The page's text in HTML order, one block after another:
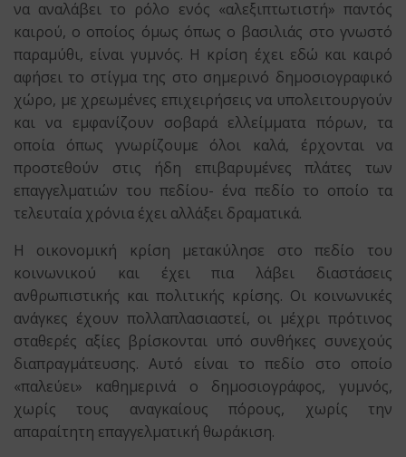
να αναλάβει το ρόλο ενός «αλεξιπτωτιστή» παντός
καιρού, ο οποίος όμως όπως ο βασιλιάς στο γνωστό
παραμύθι, είναι γυμνός. Η κρίση έχει εδώ και καιρό
αφήσει το στίγμα της στο σημερινό δημοσιογραφικό
χώρο, με χρεωμένες επιχειρήσεις να υπολειτουργούν
και να εμφανίζουν σοβαρά ελλείμματα πόρων, τα
οποία όπως γνωρίζουμε όλοι καλά, έρχονται να
προστεθούν στις ήδη επιβαρυμένες πλάτες των
επαγγελματιών του πεδίου- ένα πεδίο το οποίο τα
τελευταία χρόνια έχει αλλάξει δραματικά.
Η οικονομική κρίση μετακύλησε στο πεδίο του
κοινωνικού και έχει πια λάβει διαστάσεις
ανθρωπιστικής και πολιτικής κρίσης. Οι κοινωνικές
ανάγκες έχουν πολλαπλασιαστεί, οι μέχρι πρότινος
σταθερές αξίες βρίσκονται υπό συνθήκες συνεχούς
διαπραγμάτευσης. Αυτό είναι το πεδίο στο οποίο
«παλεύει» καθημερινά ο δημοσιογράφος, γυμνός,
χωρίς τους αναγκαίους πόρους, χωρίς την
απαραίτητη επαγγελματική θωράκιση.